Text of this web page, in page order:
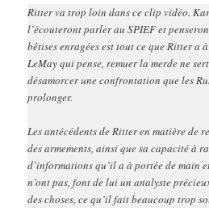
Ritter va trop loin dans ce clip vidéo.
l’écouteront parler au SPIEF et
bêtises enragées est tout ce que Ritter a
LeMay qui pense, remuer la merde ne
désamorcer une confrontation que les
prolonger.
Les antécédents de Ritter en matière de
des armements, ainsi que sa capacité à
d’informations qu’il a à portée de main
n’ont pas, font de lui un analyste
des choses, ce qu’il fait beaucoup trop